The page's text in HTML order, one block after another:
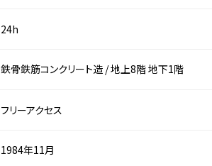
24h
鉄骨鉄筋コンクリート造 /地上8階地下1階
フリーアクセス
1984年11月